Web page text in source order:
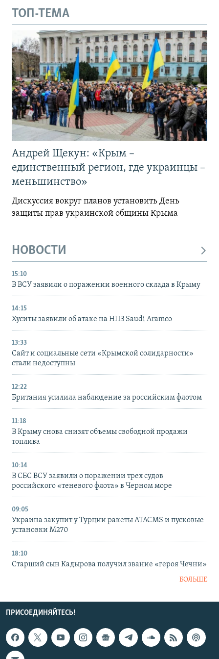
ТОП-ТЕМА
Андрей Щекун: «Крым –
единственный регион, где украинцы –
меньшинство»
Дискуссия вокруг планов установить День
защиты прав украинской общины Крыма
НОВОСТИ
15:10
В ВСУ заявили о поражении военного склада в Крыму
14:15
Хуситы заявили об атаке на НПЗ Saudi Aramco
13:33
Сайт и социальные сети «Крымской солидарности»
стали недоступны
12:22
Британия усилила наблюдение за российским флотом
11:18
В Крыму снова снизят объемы свободной продажи
топлива
10:14
В СБС ВСУ заявили о поражении трех судов
российского «теневого флота» в Черном море
09:05
Украина закупит у Турции ракеты ATACMS и пусковые
установки M270
18:10
Старший сын Кадырова получил звание «героя Чечни»
БОЛЬШЕ
ПРИСОЕДИНЯЙТЕСЬ!